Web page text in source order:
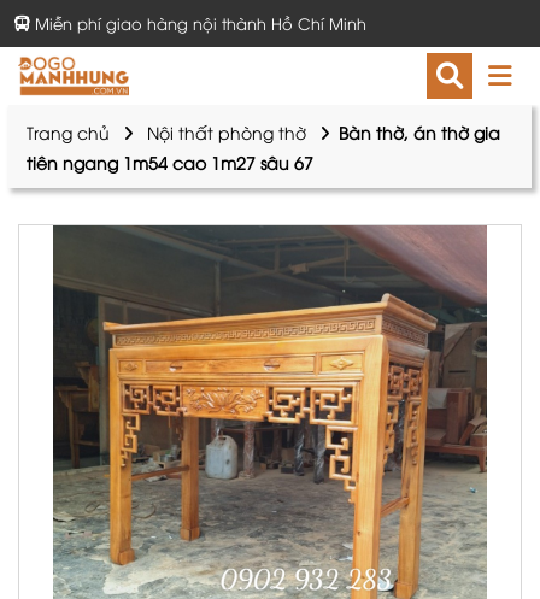
Miễn phí giao hàng nội thành Hồ Chí Minh
Trang chủ Nội thất phòng thờ
Bàn thờ, án thờ gia
tiên ngang 1m54 cao 1m27 sâu 67